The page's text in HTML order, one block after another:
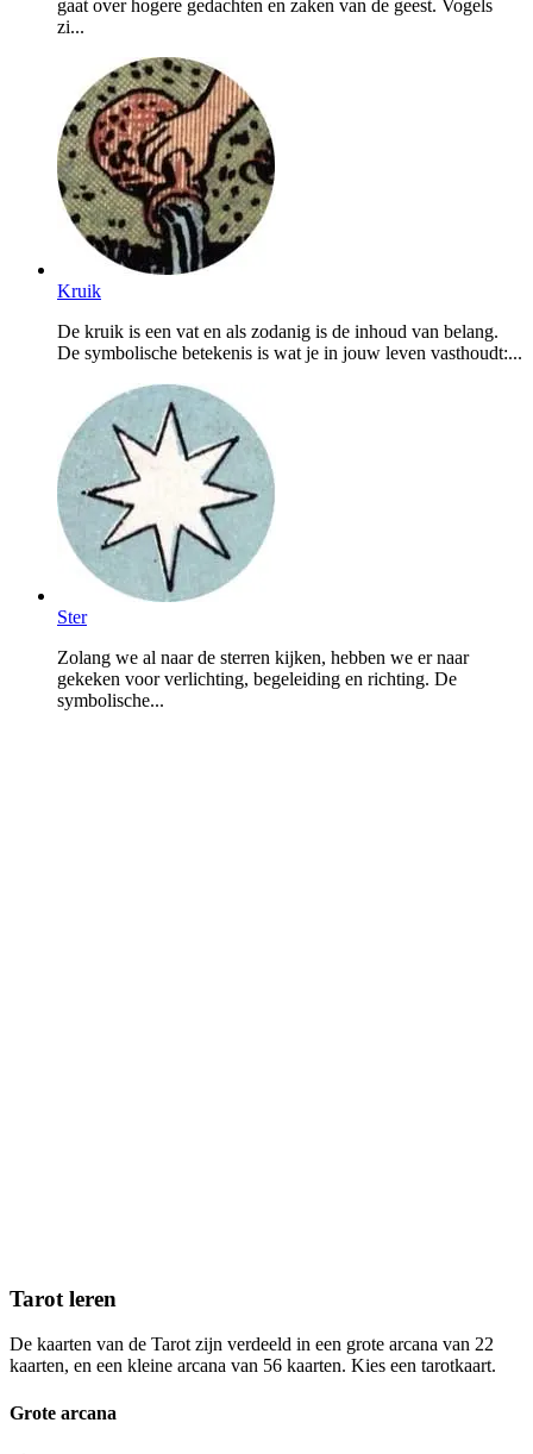
gaat over hogere gedachten en zaken van de geest. Vogels
zi...
Kruik
De kruik is een vat en als zodanig is de inhoud van belang.
De symbolische betekenis is wat je in jouw leven vasthoudt:...
Ster
Zolang we al naar de sterren kijken, hebben we er naar
gekeken voor verlichting, begeleiding en richting. De
symbolische...
Tarot leren
De kaarten van de Tarot zijn verdeeld in een grote arcana van 22
kaarten, en een kleine arcana van 56 kaarten. Kies een tarotkaart.
Grote arcana